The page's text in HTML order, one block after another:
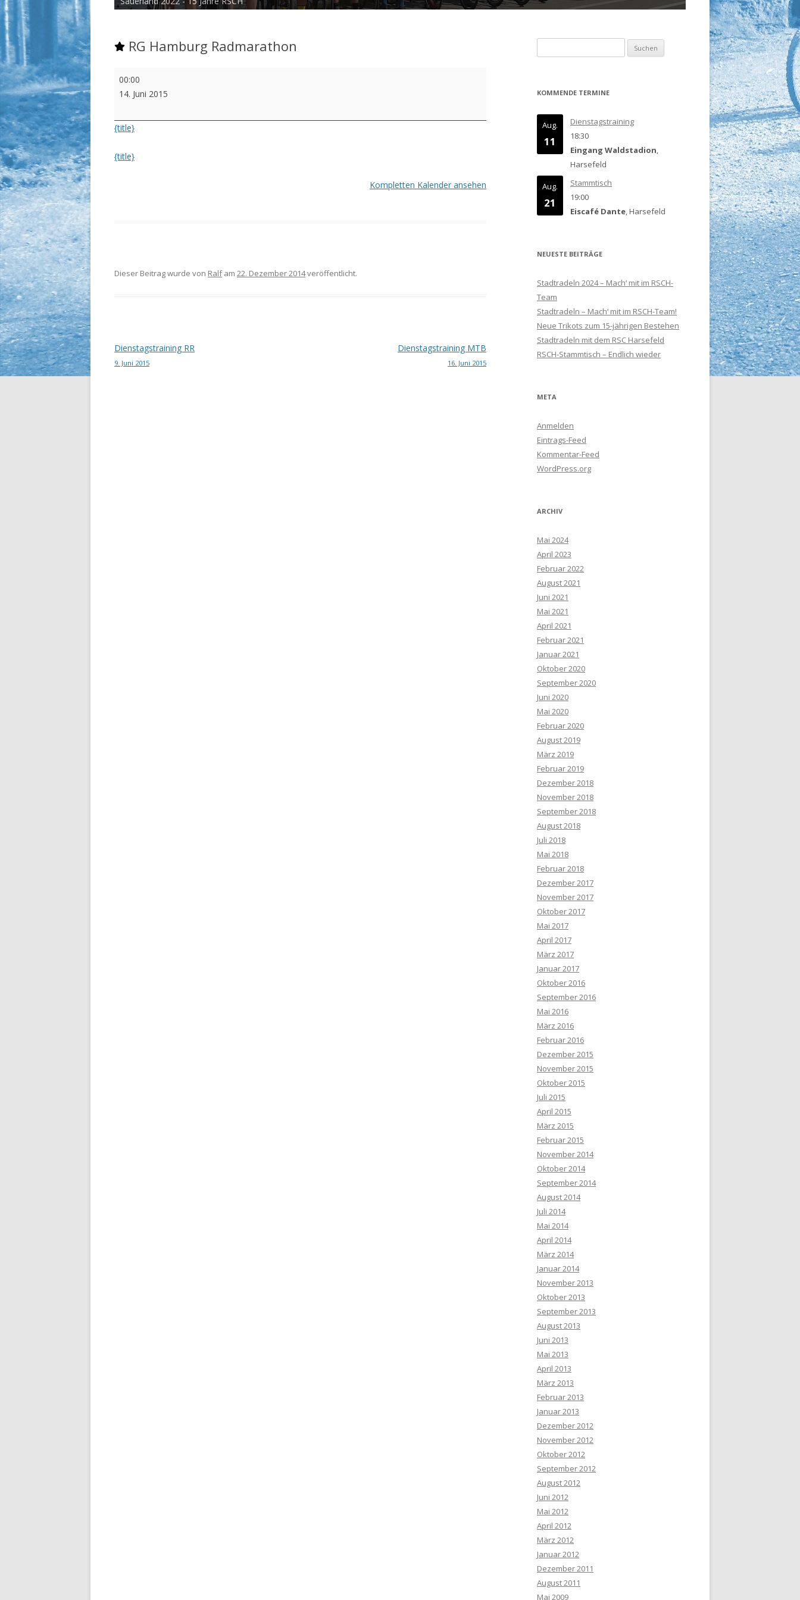
RG Hamburg Radmarathon
RG
Hamburg
Radmarathon
00:00
14. Juni 2015
{title}
{title}
Kompletten Kalender ansehen
Dieser Beitrag wurde von Ralfam 22. Dezember 2014veröffentlicht.
Beitrags-
Navigation
Dienstagstraining RR
9. Juni 2015
Dienstagstraining MTB
16. Juni 2015
nach:
KOMMENDE TERMINE
Aug.
11
Dienstagstraining
18:30
Eingang Waldstadion,
Harsefeld
Aug.
21
Stammtisch
19:00
Eiscafé Dante, Harsefeld
NEUESTE BEITRÄGE
Stadtradeln 2024 – Mach‘ mit im RSCH-
Team
Stadtradeln – Mach‘ mit im RSCH-Team!
Neue Trikots zum 15-jährigen Bestehen
Stadtradeln mit dem RSC Harsefeld
RSCH-Stammtisch – Endlich wieder
META
Anmelden
Eintrags-Feed
Kommentar-Feed
WordPress.org
ARCHIV
Mai 2024
April 2023
Februar 2022
August 2021
Juni 2021
Mai 2021
April 2021
Februar 2021
Januar 2021
Oktober 2020
September 2020
Juni 2020
Mai 2020
Februar 2020
August 2019
März 2019
Februar 2019
Dezember 2018
November 2018
September 2018
August 2018
Juli 2018
Mai 2018
Februar 2018
Dezember 2017
November 2017
Oktober 2017
Mai 2017
April 2017
März 2017
Januar 2017
Oktober 2016
September 2016
Mai 2016
März 2016
Februar 2016
Dezember 2015
November 2015
Oktober 2015
Juli 2015
April 2015
März 2015
Februar 2015
November 2014
Oktober 2014
September 2014
August 2014
Juli 2014
Mai 2014
April 2014
März 2014
Januar 2014
November 2013
Oktober 2013
September 2013
August 2013
Juni 2013
Mai 2013
April 2013
März 2013
Februar 2013
Januar 2013
Dezember 2012
November 2012
Oktober 2012
September 2012
August 2012
Juni 2012
Mai 2012
April 2012
März 2012
Januar 2012
Dezember 2011
August 2011
Mai 2009